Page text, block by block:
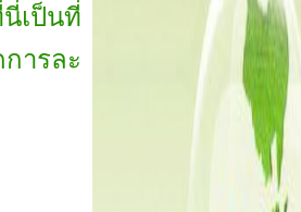
เป็นที่
ารละ